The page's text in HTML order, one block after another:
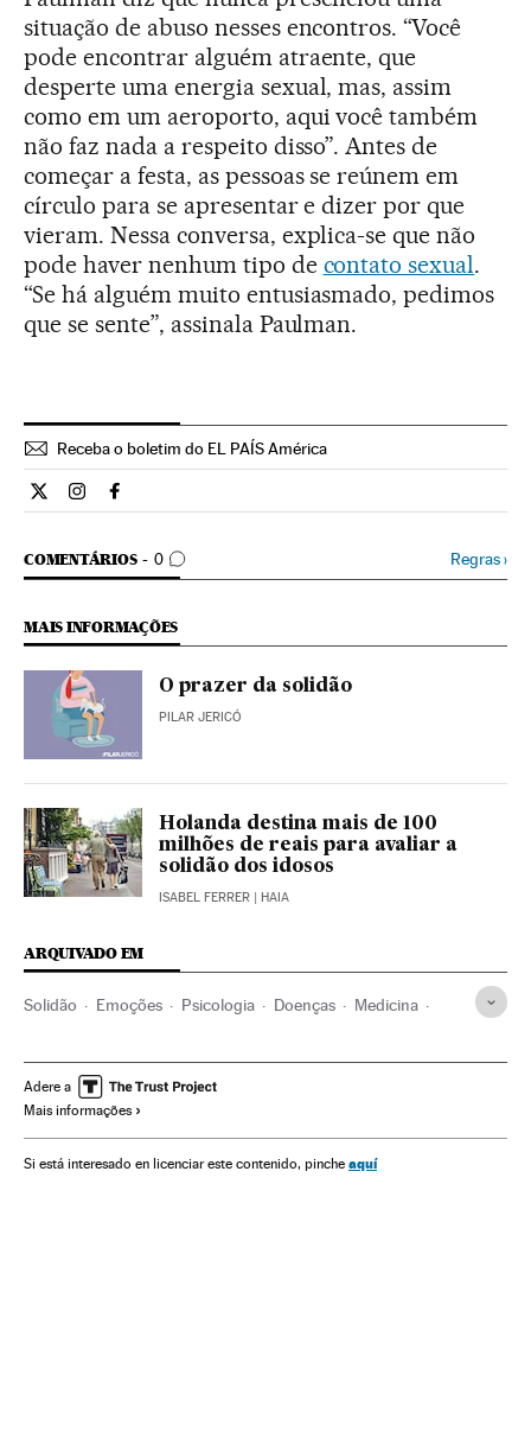
situação de abuso nesses encontros. “Você
pode encontrar alguém atraente, que
desperte uma energia sexual, mas, assim
como em um aeroporto, aqui você também
não faz nada a respeito disso”. Antes de
começar a festa, as pessoas se reúnem em
círculo para se apresentar e dizer por que
vieram. Nessa conversa, explica-se que não
pode haver nenhum tipo de contato sexual.
“Se há alguém muito entusiasmado, pedimos
que se sente”, assinala Paulman.
Receba o boletim do EL PAÍS América
Internacional El País Brasil en Twitter
Internacional El País Brasil en Instagram
Internacional El País Brasil en Facebook
COMENTÁRIOS 0
COMENTÁRIOS Regras›
MAIS INFORMAÇÕES
O prazer da solidão
PILAR JERICÓ
Holanda destina mais de 100
milhões de reais para avaliar a
solidão dos idosos
ISABEL FERRER | HAIA
ARQUIVADO EM
Solidão Emoções Psicologia Doenças Medicina
Sociedade Saúde Ciência
Adere a
Mais informações
Si está interesado en licenciar este contenido, pinche aquí